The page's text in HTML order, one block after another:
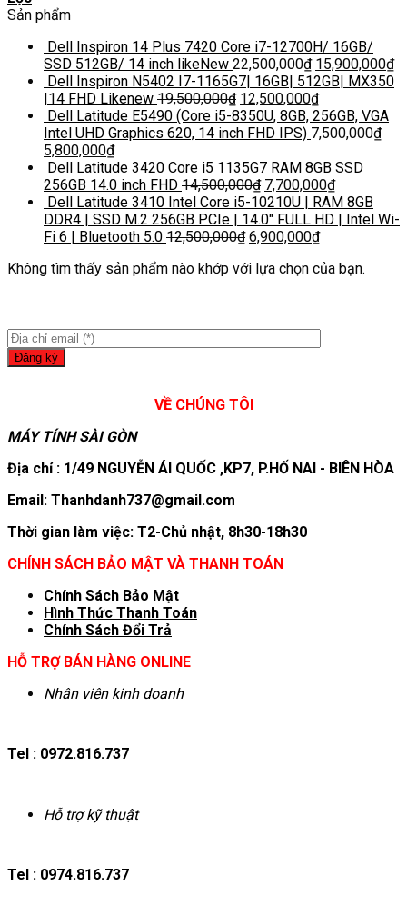
Sản phẩm
Dell Inspiron 14 Plus 7420 Core i7-12700H/ 16GB/
SSD 512GB/ 14 inch likeNew 22,500,000₫ 15,900,000₫
Dell Inspiron N5402 I7-1165G7| 16GB| 512GB| MX350
|14 FHD Likenew 19,500,000₫ 12,500,000₫
Dell Latitude E5490 (Core i5-8350U, 8GB, 256GB, VGA
Intel UHD Graphics 620, 14 inch FHD IPS) 7,500,000₫
5,800,000₫
Dell Latitude 3420 Core i5 1135G7 RAM 8GB SSD
256GB 14.0 inch FHD 14,500,000₫ 7,700,000₫
Dell Latitude 3410 Intel Core i5-10210U | RAM 8GB
DDR4 | SSD M.2 256GB PCIe | 14.0″ FULL HD | Intel Wi-
Fi 6 | Bluetooth 5.0 12,500,000₫ 6,900,000₫
Không tìm thấy sản phẩm nào khớp với lựa chọn của bạn.
VỀ CHÚNG TÔI
MÁY TÍNH SÀI GÒN
Địa chỉ : 1/49 NGUYỄN ÁI QUỐC ,KP7, P.HỐ NAI - BIÊN HÒA
Email: Thanhdanh737@gmail.com
Thời gian làm việc: T2-Chủ nhật, 8h30-18h30
CHÍNH SÁCH BẢO MẬT VÀ THANH TOÁN
Chính Sách Bảo Mật
Hình Thức Thanh Toán
Chính Sách Đổi Trả
HỖ TRỢ BÁN HÀNG ONLINE
Nhân viên kinh doanh
Tel : 0972.816.737
Hỗ trợ kỹ thuật
Tel : 0974.816.737